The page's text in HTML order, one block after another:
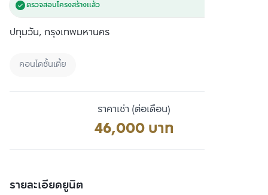
ตรวจสอบโครงสร้างแล้ว
ปทุมวัน, กรุงเทพมหานคร
คอนโดชั้นเตี้ย
ราคาเช่า (ต่อเดือน)
46,000 บาท
รายละเอียดยูนิต